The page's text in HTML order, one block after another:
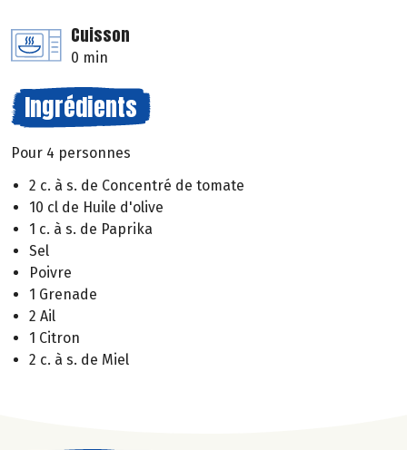
Cuisson
0 min
Ingrédients
Pour 4 personnes
2 c. à s. de Concentré de tomate
10 cl de Huile d'olive
1 c. à s. de Paprika
Sel
Poivre
1 Grenade
2 Ail
1 Citron
2 c. à s. de Miel